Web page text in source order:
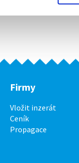
Firmy
Vložit inzerát
Ceník
Propagace